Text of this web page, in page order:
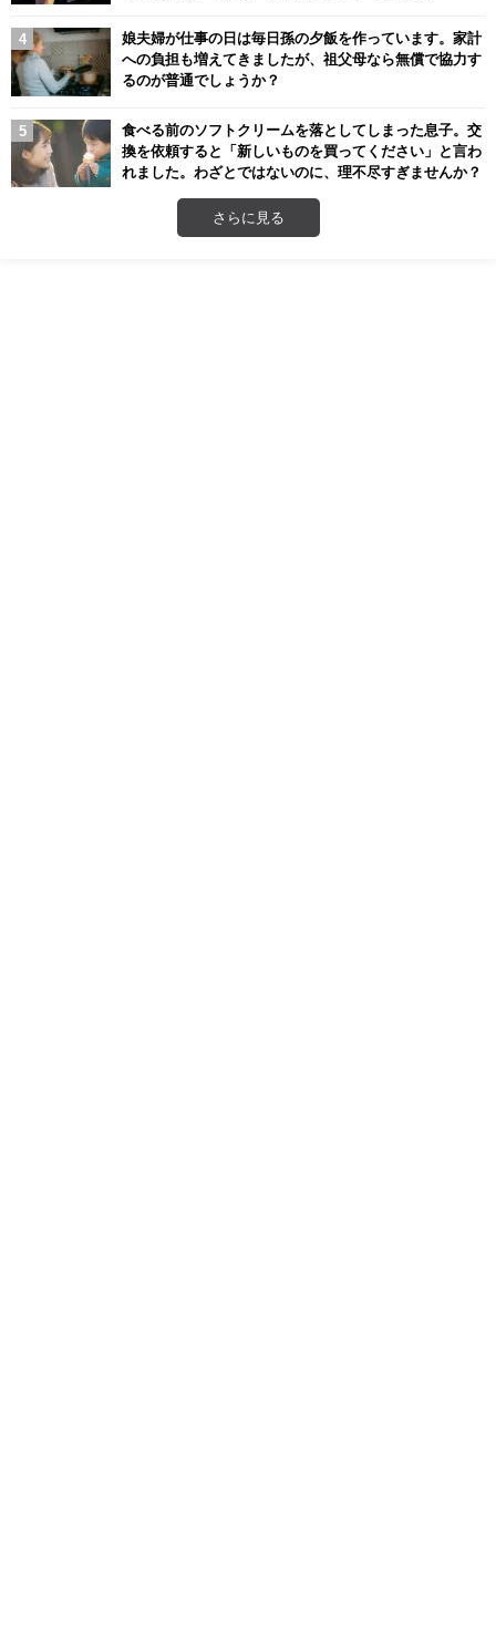
娘夫婦が仕事の日は毎日孫の夕飯を作っています。家計
への負担も増えてきましたが、祖父母なら無償で協力す
るのが普通でしょうか？
食べる前のソフトクリームを落としてしまった息子。交
換を依頼すると「新しいものを買ってください」と言わ
れました。わざとではないのに、理不尽すぎませんか？
さらに見る